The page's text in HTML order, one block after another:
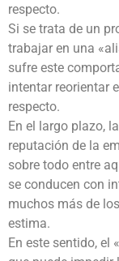
respecto.
Si se trata de un
trabajar en una
sufre este
intentar reorientar
respecto.
En el largo plazo,
reputación de la
sobre todo entre
se conducen con
muchos más de
estima.
En este sentido, el